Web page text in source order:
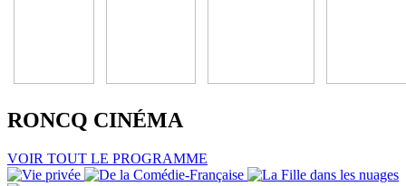
RONCQ CINÉMA
VOIR TOUT LE PROGRAMME